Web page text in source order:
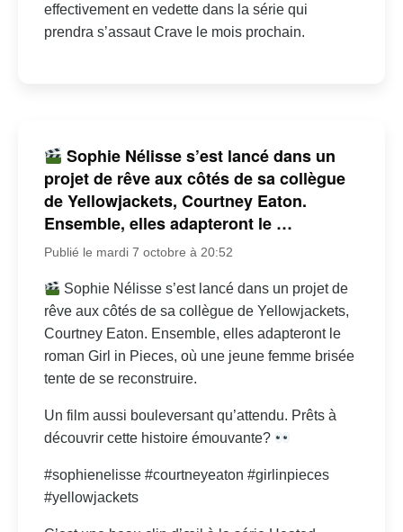
effectivement en vedette dans la série qui
prendra s’assaut Crave le mois prochain.
Sophie Nélisse s’est lancé dans un
projet de rêve aux côtés de sa collègue
de Yellowjackets, Courtney Eaton.
Ensemble, elles adapteront le …
Publié le mardi 7 octobre à 20:52
Sophie Nélisse s’est lancé dans un projet de
rêve aux côtés de sa collègue de Yellowjackets,
Courtney Eaton. Ensemble, elles adapteront le
roman Girl in Pieces, où une jeune femme brisée
tente de se reconstruire.
Un film aussi bouleversant qu’attendu. Prêts à
découvrir cette histoire émouvante?
#sophienelisse #courtneyeaton #girlinpieces
#yellowjackets